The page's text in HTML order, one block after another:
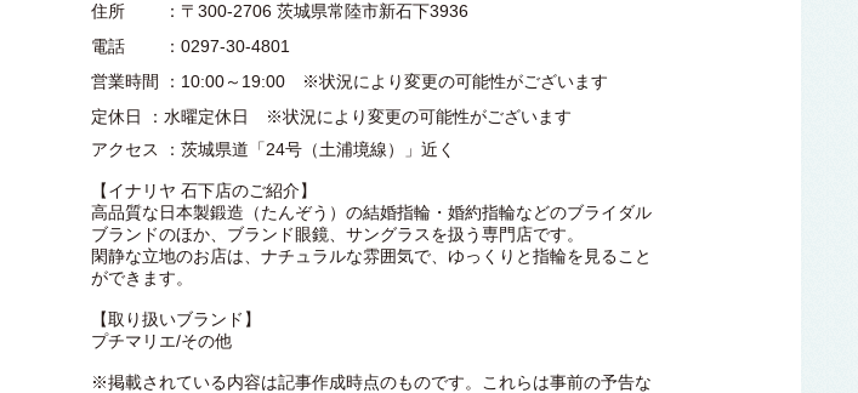
住所 ：〒300-2706 茨城県常陸市新石下3936
電話 ：0297-30-4801
営業時間 ：10:00～19:00 ※状況により変更の可能性がございます
定休日 ：水曜定休日 ※状況により変更の可能性がございます
アクセス ：茨城県道「24号（土浦境線）」近く
【イナリヤ 石下店のご紹介】
高品質な日本製鍛造（たんぞう）の結婚指輪・婚約指輪などのブライダル
ブランドのほか、ブランド眼鏡、サングラスを扱う専門店です。
閑静な立地のお店は、ナチュラルな雰囲気で、ゆっくりと指輪を見ること
ができます。
【取り扱いブランド】
プチマリエ/その他
※掲載されている内容は記事作成時点のものです。これらは事前の予告な